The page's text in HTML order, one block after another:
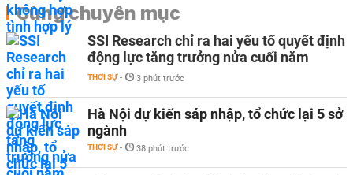
Cùng chuyên mục
SSI Research chỉ ra hai yếu tố quyết định
động lực tăng trưởng nửa cuối năm
THỜI SỰ - 3 phút trước
Hà Nội dự kiến sáp nhập, tổ chức lại 5 sở
ngành
THỜI SỰ - 38 phút trước